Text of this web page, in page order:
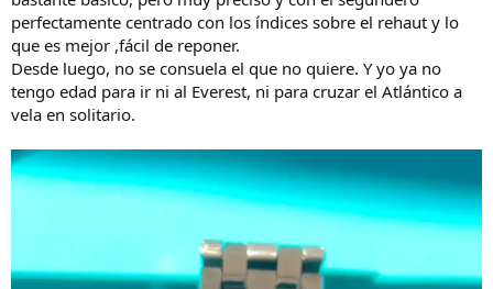
perfectamente centrado con los índices sobre el rehaut y lo
que es mejor ,fácil de reponer.
Desde luego, no se consuela el que no quiere. Y yo ya no
tengo edad para ir ni al Everest, ni para cruzar el Atlántico a
vela en solitario.